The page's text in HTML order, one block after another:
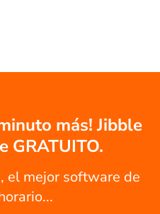
más! Jibble
GRATUITO.
el mejor software de